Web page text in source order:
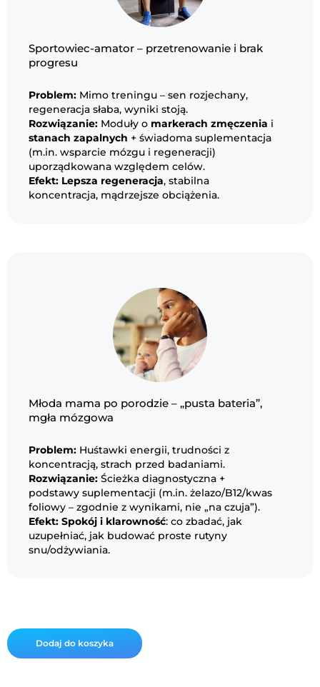
Sportowiec-amator – przetrenowanie i brak
progresu
Problem: Mimo treningu – sen rozjechany,
regeneracja słaba, wyniki stoją.
Rozwiązanie: Moduły o markerach zmęczenia i
stanach zapalnych + świadoma suplementacja
(m.in. wsparcie mózgu i regeneracji)
uporządkowana względem celów.
Efekt: Lepsza regeneracja, stabilna
koncentracja, mądrzejsze obciążenia.
Młoda mama po porodzie – „pusta bateria”,
mgła mózgowa
Problem: Huśtawki energii, trudności z
koncentracją, strach przed badaniami.
Rozwiązanie: Ścieżka diagnostyczna +
podstawy suplementacji (m.in. żelazo/B12/kwas
foliowy – zgodnie z wynikami, nie „na czuja”).
Efekt: Spokój i klarowność: co zbadać, jak
uzupełniać, jak budować proste rutyny
snu/odżywiania.
ilość
VADEMECUM
ZDROWIA
Dodaj do koszyka